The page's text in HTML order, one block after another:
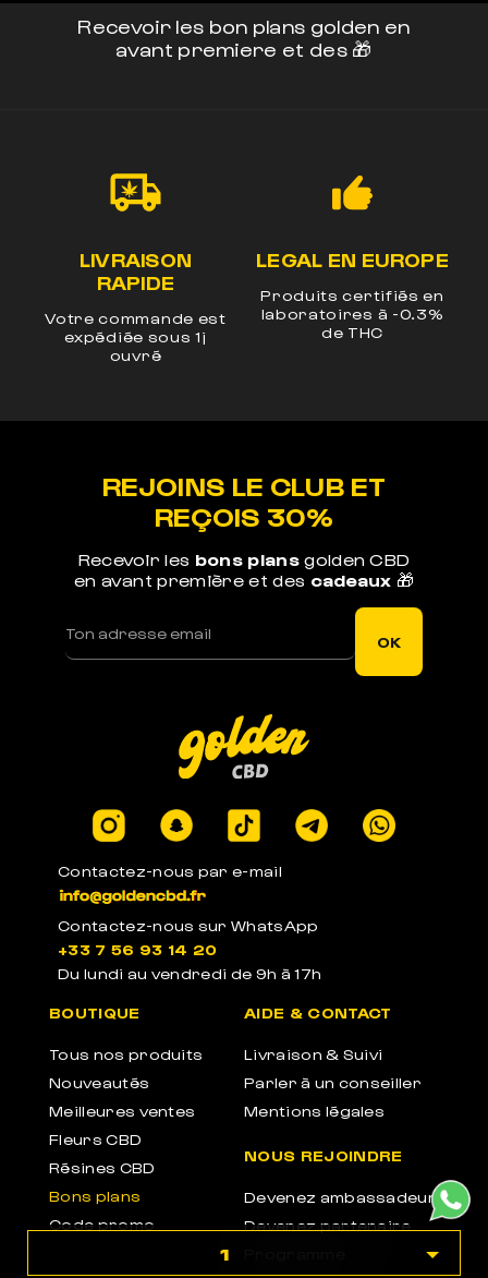
1
Recevoir les bon plans golden en
avant premiere et des 🎁
LIVRAISON
RAPIDE
Votre commande est
expédiée sous 1j
ouvré
LEGAL EN EUROPE
Produits certifiés en
laboratoires à -0.3%
de THC
Contactez-nous par e-mail
Contactez-nous sur WhatsApp
+33 7 56 93 14 20
Du lundi au vendredi de 9h à 17h
BOUTIQUE
Tous nos produits
Nouveautés
Meilleures ventes
Fleurs CBD
Résines CBD
Bons plans
Code promo
AIDE & CONTACT
Livraison & Suivi
Parler à un conseiller
Mentions légales
NOUS REJOINDRE
Devenez ambassadeur
Devenez partenaire
REJOINS LE CLUB ET
REÇOIS 30%
Recevoir les bons plansgolden CBD
en avant première et des cadeaux 🎁
OK